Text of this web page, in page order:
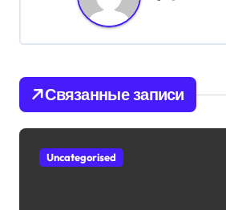
ц
и
я
Связанные записи
Uncategorised